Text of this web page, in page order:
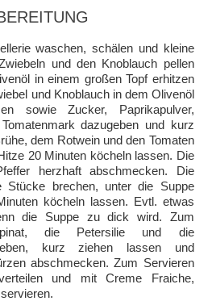
waschen, schälen und kleine
und den Knoblauch pellen
in einem großen Topf erhitzen
und Knoblauch in dem Olivenöl
sowie Zucker, Paprikapulver,
dazugeben und kurz
dem Rotwein und den Tomaten
20 Minuten köcheln lassen. Die
herzhaft abschmecken. Die
Stücke brechen, unter die Suppe
köcheln lassen. Evtl. etwas
die Suppe zu dick wird. Zum
die Petersilie und die
kurz ziehen lassen und
abschmecken. Zum Servieren
und mit Creme Fraiche,